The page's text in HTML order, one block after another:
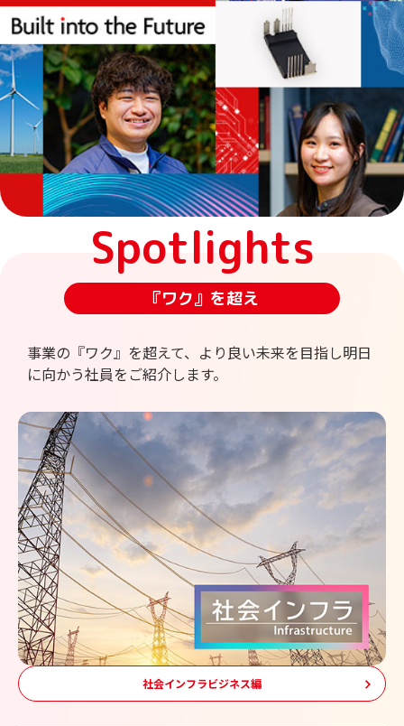
Spotlights
『ワク』を超え
事業の『ワク』を超えて、より良い未来を目指し明日
に向かう社員をご紹介します。
社会インフラビジネス編